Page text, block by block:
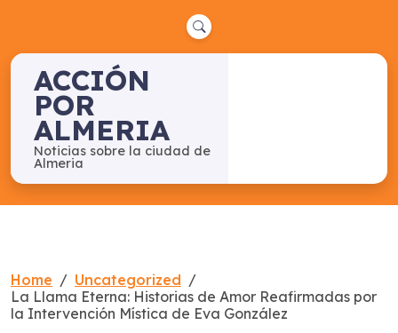
ACCIÓN
POR
ALMERIA
Noticias sobre la ciudad de
Almeria
Home
Uncategorized
La Llama Eterna: Historias de Amor Reafirmadas por
la Intervención Mística de Eva González